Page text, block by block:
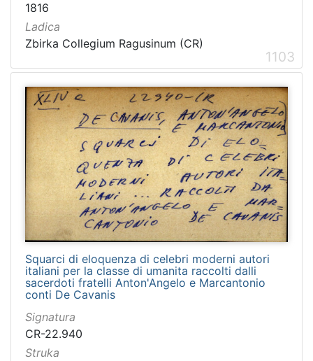
1816
Ladica
Zbirka Collegium Ragusinum (CR)
1103
Squarci di eloquenza di celebri moderni autori
italiani per la classe di umanita raccolti dalli
sacerdoti fratelli Anton'Angelo e Marcantonio
conti De Cavanis
Signatura
CR-22.940
Struka